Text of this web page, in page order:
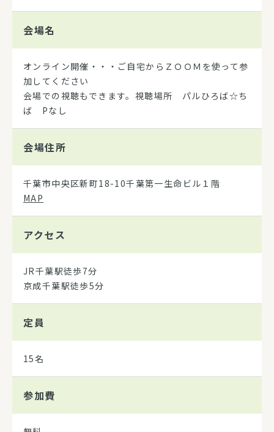
会場名
オンライン開催・・・ご自宅からＺＯＯＭを使って参
加してください
会場での視聴もできます。視聴場所 パルひろば☆ち
ば Pなし
会場住所
千葉市中央区新町18-10千葉第一生命ビル１階
MAP
アクセス
JR千葉駅徒歩7分
京成千葉駅徒歩5分
定員
15名
参加費